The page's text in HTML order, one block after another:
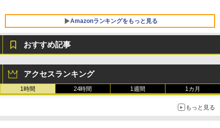
Amazonランキングをもっと見る
おすすめ記事
アクセスランキング
1時間 24時間 1週間 1カ月
もっと見る